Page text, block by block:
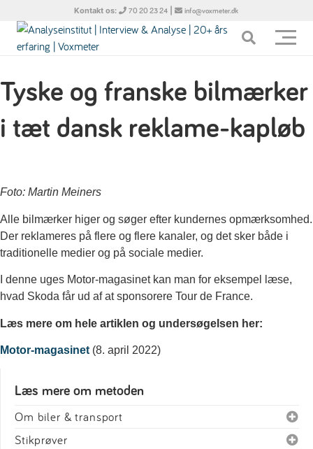
Kontakt os: 70 20 23 24 | info@voxmeter.dk
Tyske og franske bilmærker
i tæt dansk reklame-kapløb
Foto: Martin Meiners
Alle bilmærker higer og søger efter kundernes opmærksomhed.
Der reklameres på flere og flere kanaler, og det sker både i
traditionelle medier og på sociale medier.
I denne uges Motor-magasinet kan man for eksempel læse,
hvad Skoda får ud af at sponsorere Tour de France.
Læs mere om hele artiklen og undersøgelsen her:
Motor-magasinet (8. april 2022)
Læs mere om metoden
Om biler & transport
Stikprøver